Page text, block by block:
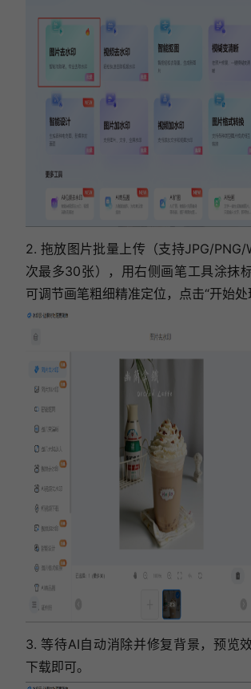
2. 拖放图片批量上传（支持JPG/PNG/
次最多30张），用右侧画笔工具涂抹
可调节画笔粗细精准定位，
点击“开始处
3. 等待AI自动消除并修复背景，预览
下载即可。